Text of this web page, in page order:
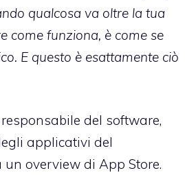
qualcosa va oltre la tua
come funziona, è come se
E questo è esattamente ciò
responsabile del software,
applicativi del
overview di App Store.